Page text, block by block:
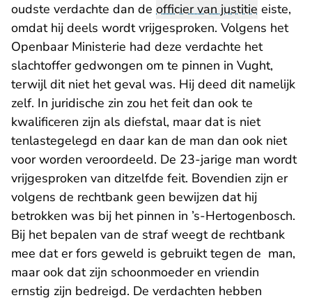
oudste verdachte dan de officier van justitie eiste,
omdat hij deels wordt vrijgesproken. Volgens het
Openbaar Ministerie had deze verdachte het
slachtoffer gedwongen om te pinnen in Vught,
terwijl dit niet het geval was. Hij deed dit namelijk
zelf. In juridische zin zou het feit dan ook te
kwalificeren zijn als diefstal, maar dat is niet
tenlastegelegd en daar kan de man dan ook niet
voor worden veroordeeld. De 23-jarige man wordt
vrijgesproken van ditzelfde feit. Bovendien zijn er
volgens de rechtbank geen bewijzen dat hij
betrokken was bij het pinnen in ’s-Hertogenbosch.
Bij het bepalen van de straf weegt de rechtbank
mee dat er fors geweld is gebruikt tegen de man,
maar ook dat zijn schoonmoeder en vriendin
ernstig zijn bedreigd. De verdachten hebben